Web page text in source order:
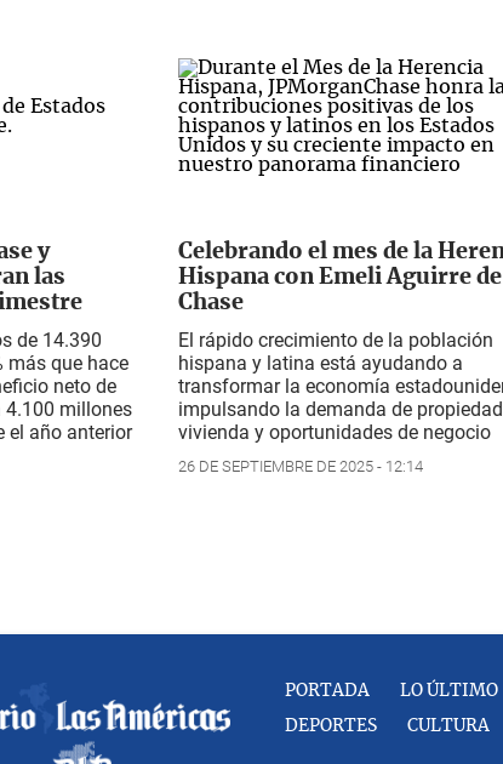
y
las
de 14.390
más que hace
neto de
4.100 millones
el año anterior
Celebrando el mes de la
Hispana con Emeli Aguirre de
Chase
El rápido crecimiento de la población
hispana y latina está ayudando a
transformar la economía
impulsando la demanda de
vivienda y oportunidades de negocio
26 DE SEPTIEMBRE DE 2025 - 12:14
PORTADA LO ÚLTIMO
DEPORTES CULTURA